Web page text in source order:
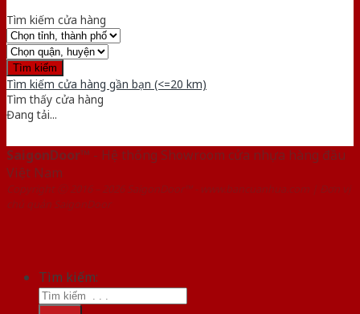
Tìm kiếm cửa hàng
Tìm kiếm cửa hàng gần bạn (<=20 km)
Tìm thấy cửa hàng
Đang tải...
SaigonDoor™ - Hệ thống Showroom cửa nhựa hàng đầu
Việt Nam
Copyright ⓒ 2016 – 2026 SaigonDoor™ - www.bancuanhua.com | Đơn vị
chủ quản SaigonDoor
Tìm kiếm: